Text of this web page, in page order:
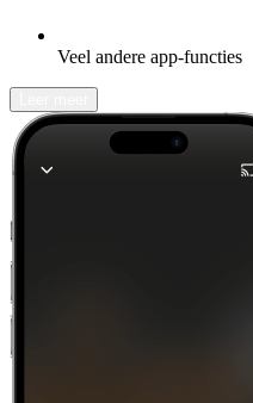
Veel andere app-functies